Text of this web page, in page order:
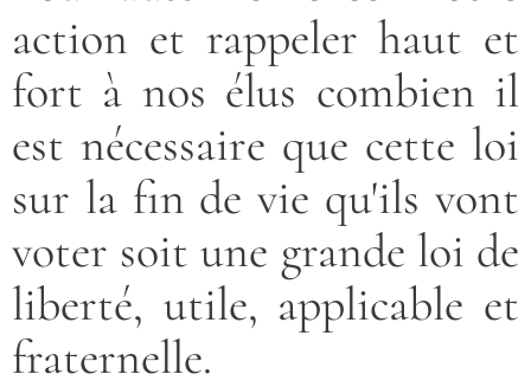
action et rappeler haut et
fort à nos élus combien il
est nécessaire que cette loi
sur la fin de vie qu'ils vont
voter soit une grande loi de
liberté, utile, applicable et
fraternelle.